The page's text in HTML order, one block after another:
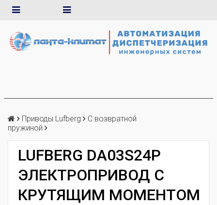
Приводы Lufberg
С возвратной
пружиной
LUFBERG DA03S24P
ЭЛЕКТРОПРИВОД С
КРУТЯЩИМ МОМЕНТОМ